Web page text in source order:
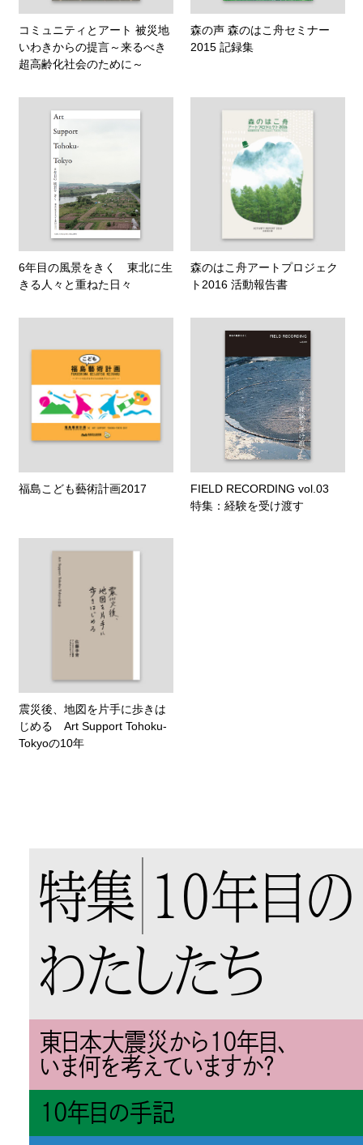
コミュニティとアート 被災地
いわきからの提言～来るべき
超高齢化社会のために～
森の声 森のはこ舟セミナー
2015 記録集
6年目の風景をきく 東北に生
きる人々と重ねた日々
森のはこ舟アートプロジェク
ト2016 活動報告書
福島こども藝術計画2017
FIELD RECORDING vol.03
特集：経験を受け渡す
震災後、地図を片手に歩きは
じめる Art Support Tohoku-
Tokyoの10年
特集 10年目の
わたしたち
東日本大震災から10年目、
いま何を考えていますか？
10年目の手記